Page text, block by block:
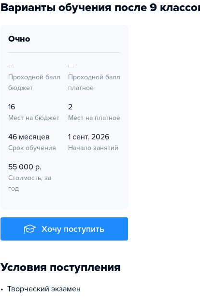
Варианты обучения после 9
очно
—
Проходной балл
бюджет
—
Проходной балл
платное
16
Мест на бюджет
2
Мест на платное
46 месяцев
Срок обучения
1 сент. 2026
Начало занятий
55 000 р.
Стоимость, за
год
Хочу поступить
Условия поступления
творческий экзамен